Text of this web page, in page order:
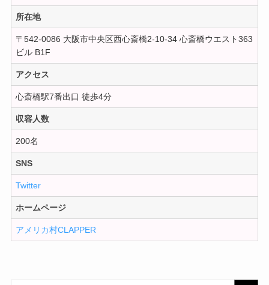
所在地
〒542-0086 大阪市中央区西心斎橋2-10-34 心斎橋ウエスト363
ビル B1F
アクセス
心斎橋駅7番出口 徒歩4分
収容人数
200名
SNS
Twitter
ホームページ
アメリカ村CLAPPER